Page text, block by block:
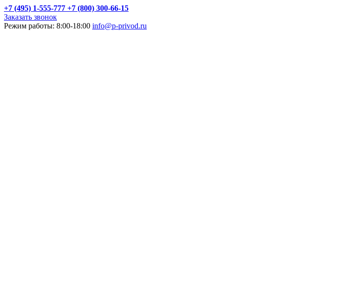
+7 (495) 1-555-777 +7 (800) 300-66-15
Заказать звонок
Режим работы: 8:00-18:00 info@p-privod.ru